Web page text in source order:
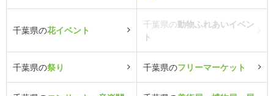
千葉県の花イベント
千葉県の動物ふれあいイベン
ト
千葉県の祭り 千葉県のフリーマーケット